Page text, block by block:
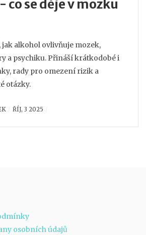
co se děje v mozku
alkohol ovlivňuje mozek,
a psychiku. Přináší krátkodobé i
rady pro omezení rizik a
otázky.
ŘÍJ, 3 2025
osobních údajů